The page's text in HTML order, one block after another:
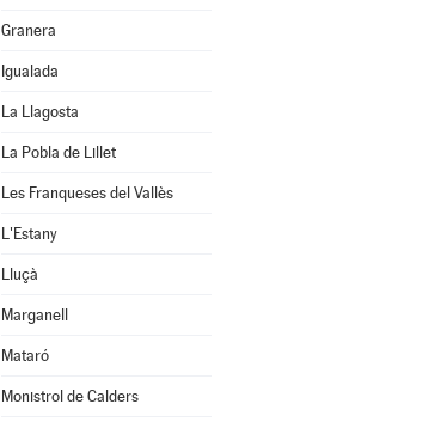
Granera
Igualada
La Llagosta
La Pobla de Lillet
Les Franqueses del Vallès
L'Estany
Lluçà
Marganell
Mataró
Monistrol de Calders